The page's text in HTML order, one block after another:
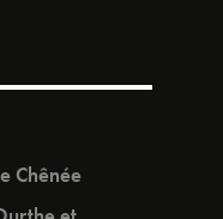
Chênée